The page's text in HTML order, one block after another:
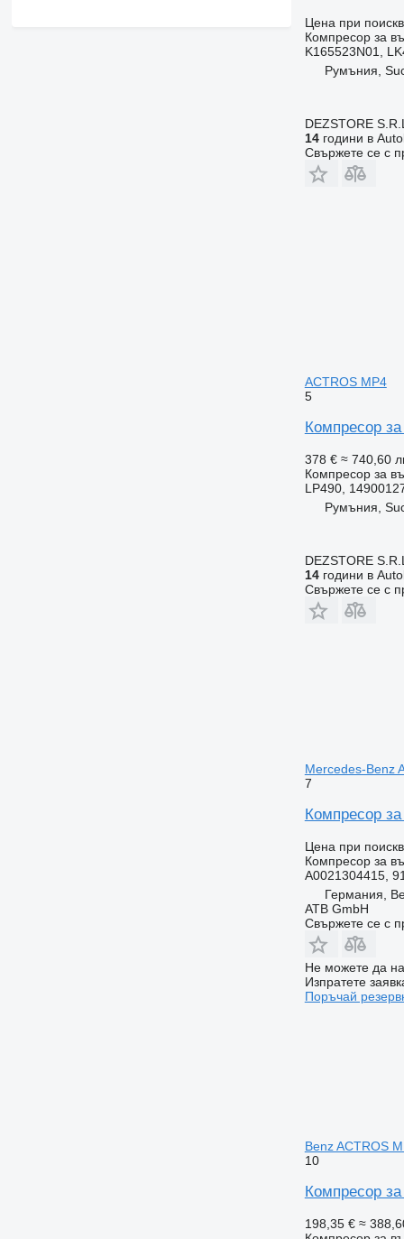
Цена при
Компресор за
K165523N01,
Румъния,
DEZSTORE S.R.L.
14години в
Свържете се с
ACTROS MP4
5
Компресор
378 € ≈ 740,60
Компресор за
LP490,
Румъния,
DEZSTORE S.R.L.
14години в
Свържете се с
Mercedes-Benz
7
Компресор
Цена при
Компресор за
A0021304415,
Германия,
ATB GmbH
Свържете се с
Не можете да
Изпратете
Поръчай
Benz ACTROS
10
Компресор
198,35 € ≈